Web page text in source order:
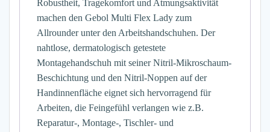
Robustheit, Tragekomfort und Atmungsaktivität
machen den Gebol Multi Flex Lady zum
Allrounder unter den Arbeitshandschuhen. Der
nahtlose, dermatologisch getestete
Montagehandschuh mit seiner Nitril-Mikroschaum-
Beschichtung und den Nitril-Noppen auf der
Handinnenfläche eignet sich hervorragend für
Arbeiten, die Feingefühl verlangen wie z.B.
Reparatur-, Montage-, Tischler- und